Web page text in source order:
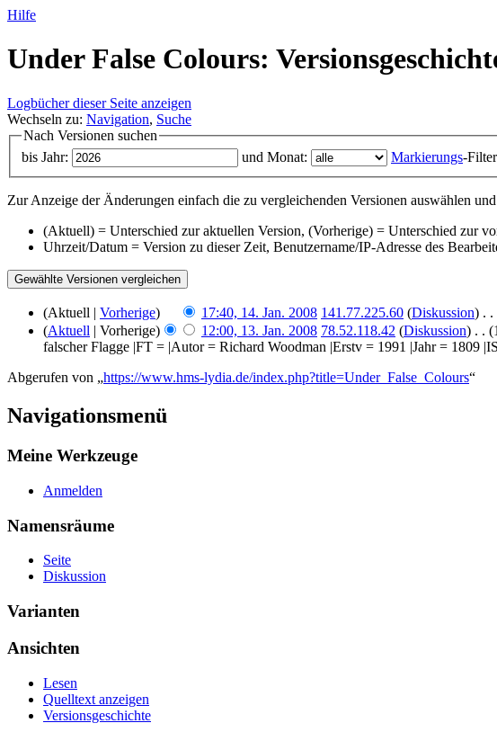
Hilfe
Under False Colours:
Logbücher dieser Seite anzeigen
Wechseln zu: Navigation, Suche
Nach Versionen suchen
bis Jahr:
und Monat: Markierungs-
Zur Anzeige der Änderungen einfach die zu vergleichenden Versionen auswählen
(Aktuell) = Unterschied zur aktuellen Version, (Vorherige) = Unterschied zur
Uhrzeit/Datum = Version zu dieser Zeit, Benutzername/IP-Adresse des
(Aktuell | Vorherige) 17:40, 14. Jan. 2008 141.77.225.60 (Diskussion) . .
(Aktuell | Vorherige) 12:00, 13. Jan. 2008 78.52.118.42 (Diskussion) . .
falscher Flagge |FT = |Autor = Richard Woodman |Erstv = 1991 |Jahr = 1809
Abgerufen von „https://www.hms-lydia.de/index.php?title=Under_False_Colours“
Navigationsmenü
Meine Werkzeuge
Anmelden
Namensräume
Seite
Diskussion
Varianten
Ansichten
Lesen
Quelltext anzeigen
Versionsgeschichte